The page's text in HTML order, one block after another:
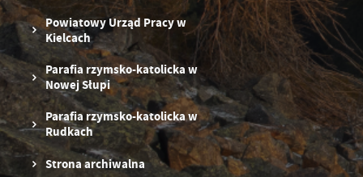
Powiatowy Urząd Pracy w
Kielcach
Parafia rzymsko-katolicka w
Nowej Słupi
Parafia rzymsko-katolicka w
Rudkach
Strona archiwalna